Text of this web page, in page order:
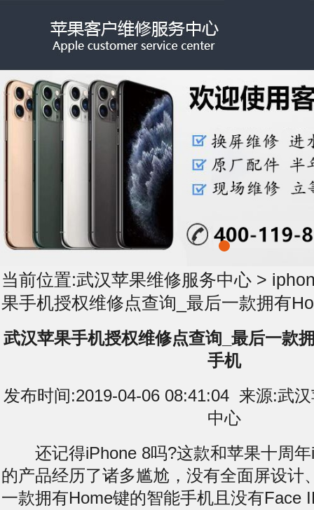
当前位置:武汉苹果维修服务中心 >
果手机授权维修点查询_最后一款拥有
武汉苹果手机授权维修点查询_最后一款
手机
发布时间:2019-04-06 08:41:04 来源:武
中心
还记得iPhone 8吗?这款和苹果十周年
的产品经历了诸多尴尬，没有全面屏设计
一款拥有Home键的智能手机且没有Face